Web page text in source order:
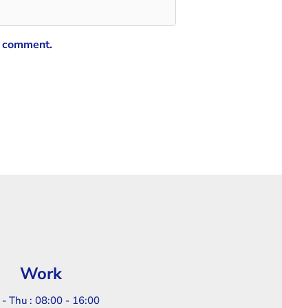
Work
- Thu : 08:00 - 16:00